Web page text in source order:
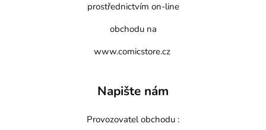
prostřednictvím on-line
obchodu na
www.comicstore.cz
Napište nám
Provozovatel obchodu :